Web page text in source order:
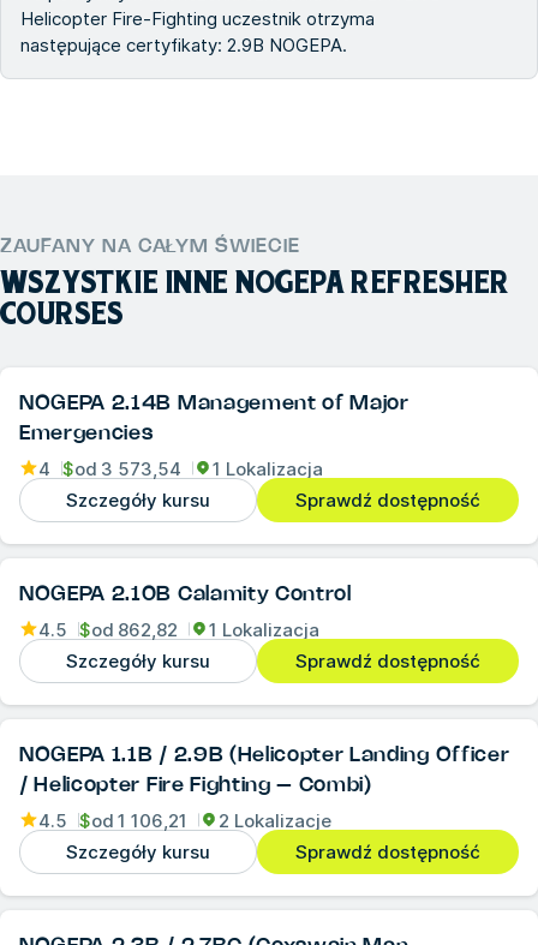
Helicopter Fire-Fighting uczestnik otrzyma
następujące certyfikaty: 2.9B NOGEPA.
ZAUFANY NA CAŁYM ŚWIECIE
WSZYSTKIE INNENOGEPA REFRESHER
COURSES
NOGEPA 2.14B Management of Major
Emergencies
4 $od 3 573,54
1 Lokalizacja
Szczegóły kursu
Sprawdź dostępność
NOGEPA 2.10B Calamity Control
4.5 $od 862,82
1 Lokalizacja
Szczegóły kursu
Sprawdź dostępność
NOGEPA 1.1B / 2.9B (Helicopter Landing Officer
/ Helicopter Fire Fighting – Combi)
4.5 $od 1 106,21
2 Lokalizacje
Szczegóły kursu
Sprawdź dostępność